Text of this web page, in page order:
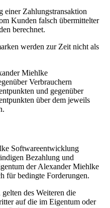
einer Zahlungstransaktion
Kunden falsch übermittelter
berechnet.
werden zur Zeit nicht als
Miehlke
Verbrauchern
und gegenüber
über dem jeweils
Softwareentwicklung
Bezahlung und
der Alexander Miehlke
für bedingte Forderungen.
des Weiteren die
auf die im Eigentum oder